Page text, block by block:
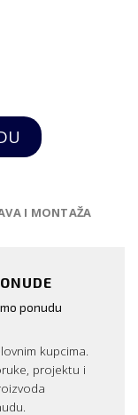
visokog
I MONTAŽA
ponudu
kupcima.
projektu i